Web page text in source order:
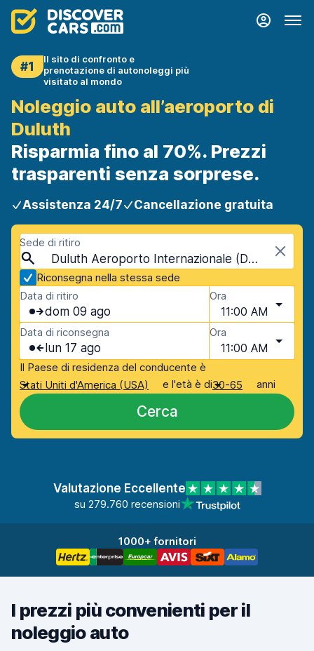
#1
Il sito di confronto e
prenotazione di autonoleggi più
visitato al mondo
Noleggio auto all’aeroporto di
Duluth
Risparmia fino al 70%. Prezzi
trasparenti senza sorprese.
Assistenza 24/7 Cancellazione gratuita
Sede di ritiro
Duluth Aeroporto Internazionale (DLH), Duluth, USA - Minnesota
Riconsegna nella stessa sede
Data di ritiro
dom 09 ago
Ora
11:00 AM
Data di riconsegna
lun 17 ago
Ora
11:00 AM
Il Paese di residenza del conducente è
Stati Uniti d'America (USA)
e l'età è di30-65 anni
Cerca
Valutazione Eccellente
su 279.760 recensioni
1000+ fornitori
I prezzi più convenienti per il
noleggio auto